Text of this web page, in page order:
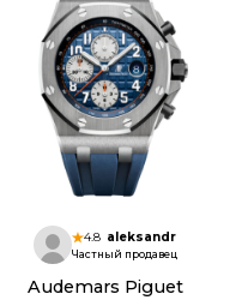
4.8 aleksandr
Частный продавец
Audemars Piguet